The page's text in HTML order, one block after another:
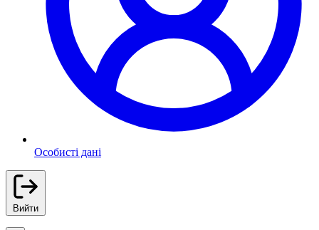
Особисті дані
Вийти